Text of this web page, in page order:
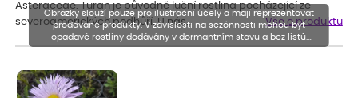
Asteraceae. Turan je původně luční rostlina pocházející ze
severoamerických podhůří. U nás…
Vše o produktu
Obrázky slouží pouze pro ilustrační účely a mají reprezentovat
prodávané produkty. V závislosti na sezónnosti mohou být
opadavé rostliny dodávány v dormantním stavu a bez listů.
Rostliny mohou být také sestřiženy níže, než je uvedená výška,